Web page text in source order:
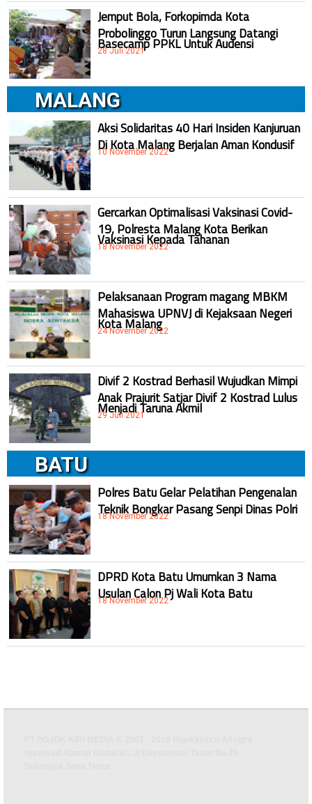
Jemput Bola, Forkopimda Kota
Probolinggo Turun Langsung Datangi
Basecamp PPKL Untuk Audensi
28 Juli 2021
MALANG
Aksi Solidaritas 40 Hari Insiden Kanjuruan
Di Kota Malang Berjalan Aman Kondusif
10 November 2022
Gercarkan Optimalisasi Vaksinasi Covid-
19, Polresta Malang Kota Berikan
Vaksinasi Kepada Tahanan
18 November 2022
Pelaksanaan Program magang MBKM
Mahasiswa UPNVJ di Kejaksaan Negeri
Kota Malang
24 November 2022
Divif 2 Kostrad Berhasil Wujudkan Mimpi
Anak Prajurit Satjar Divif 2 Kostrad Lulus
Menjadi Taruna Akmil
29 Juli 2021
BATU
Polres Batu Gelar Pelatihan Pengenalan
Teknik Bongkar Pasang Senpi Dinas Polri
18 November 2022
DPRD Kota Batu Umumkan 3 Nama
Usulan Calon Pj Wali Kota Batu
18 November 2022